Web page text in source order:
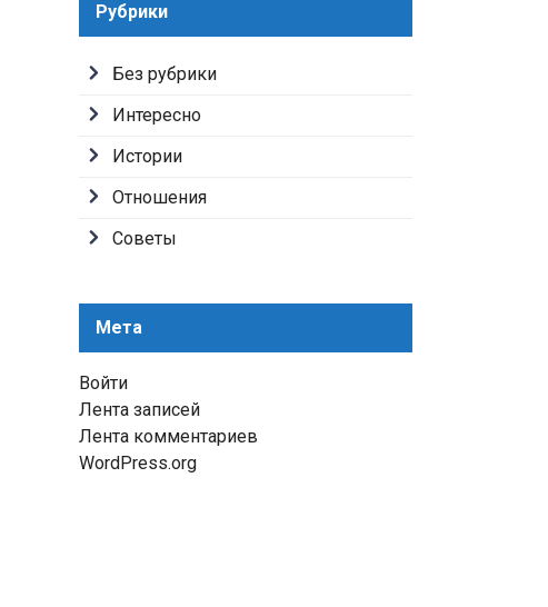
Рубрики
Без рубрики
Интересно
Истории
Отношения
Советы
Мета
Войти
Лента записей
Лента комментариев
WordPress.org